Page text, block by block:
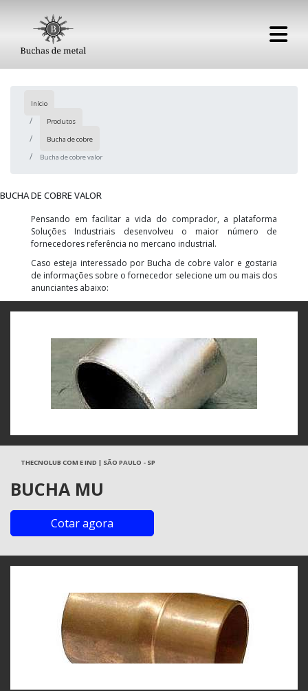
Início
Produtos
Bucha de cobre
Bucha de cobre valor
BUCHA DE COBRE VALOR
Pensando em facilitar a vida do comprador, a plataforma
Soluções Industriais desenvolveu o maior número de
fornecedores referência no mercano industrial.
Caso esteja interessado por Bucha de cobre valor e gostaria
de informações sobre o fornecedor selecione um ou mais dos
anunciantes abaixo:
THECNOLUB COM E IND | SÃO PAULO - SP
BUCHA MU
Cotar agora